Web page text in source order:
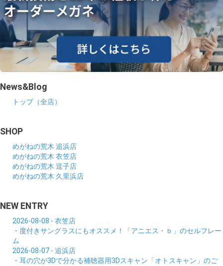
News&Blog
トップ（全店）
SHOP
めがねの荒木 追浜店
めがねの荒木 衣笠店
めがねの荒木 逗子店
めがねの荒木 久里浜店
NEW ENTRY
2026-08-08 - 衣笠店
・度付きサングラスにもオススメ！「アニエス・ｂ」のセルフレー
ム
2026-08-07 - 追浜店
・耳の穴が3Dで分かる補聴器用3Dスキャン「オトスキャン」のご